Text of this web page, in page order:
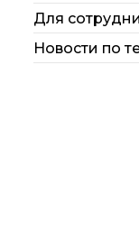
Для
Новости по